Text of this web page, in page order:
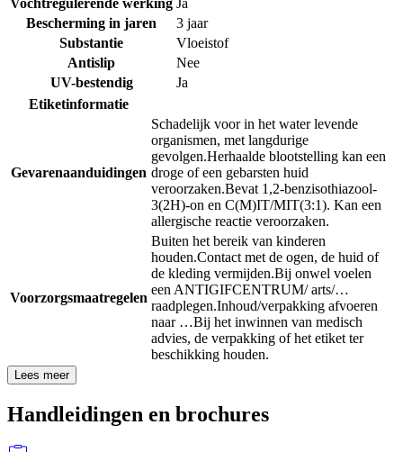
Vochtregulerende werking Ja
Bescherming in jaren
3 jaar
Substantie
Vloeistof
Antislip
Nee
UV-bestendig
Ja
Etiketinformatie
Gevarenaanduidingen
Schadelijk voor in het water levende
organismen, met langdurige
gevolgen.Herhaalde blootstelling kan een
droge of een gebarsten huid
veroorzaken.Bevat 1,2-benzisothiazool-
3(2H)-on en C(M)IT/MIT(3:1). Kan een
allergische reactie veroorzaken.
Voorzorgsmaatregelen
Buiten het bereik van kinderen
houden.Contact met de ogen, de huid of
de kleding vermijden.Bij onwel voelen
een ANTIGIFCENTRUM/ arts/…
raadplegen.Inhoud/verpakking afvoeren
naar …Bij het inwinnen van medisch
advies, de verpakking of het etiket ter
beschikking houden.
Lees meer
Handleidingen en brochures